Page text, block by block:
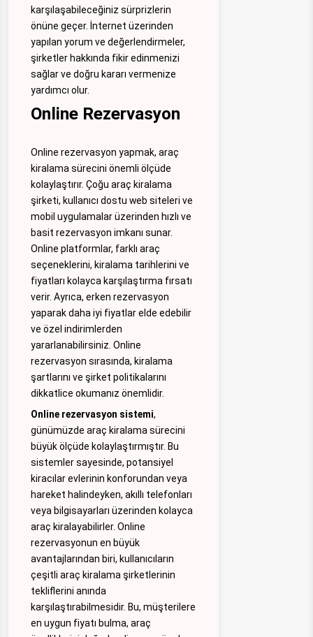
karşılaşabileceğiniz sürprizlerin
önüne geçer. İnternet üzerinden
yapılan yorum ve değerlendirmeler,
şirketler hakkında fikir edinmenizi
sağlar ve doğru kararı vermenize
yardımcı olur.
Online Rezervasyon
Online rezervasyon yapmak, araç
kiralama sürecini önemli ölçüde
kolaylaştırır. Çoğu araç kiralama
şirketi, kullanıcı dostu web siteleri ve
mobil uygulamalar üzerinden hızlı ve
basit rezervasyon imkanı sunar.
Online platformlar, farklı araç
seçeneklerini, kiralama tarihlerini ve
fiyatları kolayca karşılaştırma fırsatı
verir. Ayrıca, erken rezervasyon
yaparak daha iyi fiyatlar elde edebilir
ve özel indirimlerden
yararlanabilirsiniz. Online
rezervasyon sırasında, kiralama
şartlarını ve şirket politikalarını
dikkatlice okumanız önemlidir.
Online rezervasyon sistemi,
günümüzde araç kiralama sürecini
büyük ölçüde kolaylaştırmıştır. Bu
sistemler sayesinde, potansiyel
kiracılar evlerinin konforundan veya
hareket halindeyken, akıllı telefonları
veya bilgisayarları üzerinden kolayca
araç kiralayabilirler. Online
rezervasyonun en büyük
avantajlarından biri, kullanıcıların
çeşitli araç kiralama şirketlerinin
tekliflerini anında
karşılaştırabilmesidir. Bu, müşterilere
en uygun fiyatı bulma, araç